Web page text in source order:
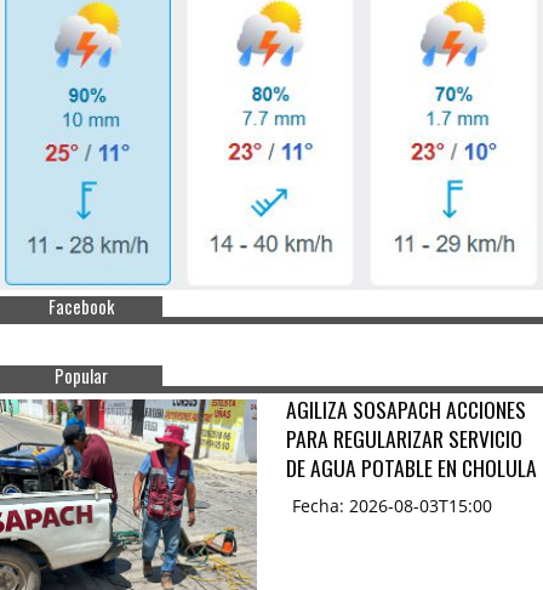
Facebook
Popular
AGILIZA SOSAPACH ACCIONES
PARA REGULARIZAR SERVICIO
DE AGUA POTABLE EN CHOLULA
Fecha: 2026-08-03T15:00